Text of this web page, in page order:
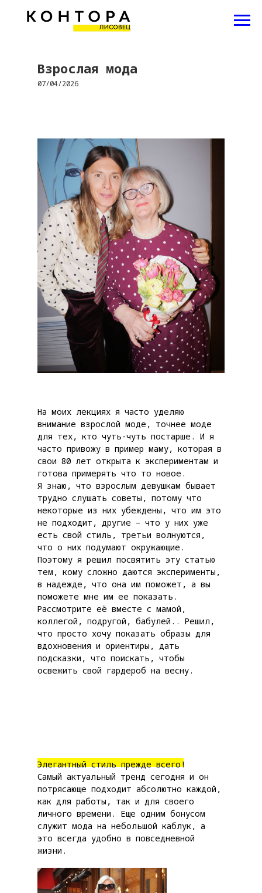
Взрослая мода
07/04/2026
На моих лекциях я часто уделяю
внимание взрослой моде, точнее моде
для тех, кто чуть-чуть постарше. И я
часто привожу в пример маму, которая в
свои 80 лет открыта к экспериментам и
готова примерять что то новое.
Я знаю, что взрослым девушкам бывает
трудно слушать советы, потому что
некоторые из них убеждены, что им это
не подходит, другие – что у них уже
есть свой стиль, третьи волнуются,
что о них подумают окружающие.
Поэтому я решил посвятить эту статью
тем, кому сложно даются эксперименты,
в надежде, что она им поможет, а вы
поможете мне им ее показать.
Рассмотрите её вместе с мамой,
коллегой, подругой, бабулей.. Решил,
что просто хочу показать образы для
вдохновения и ориентиры, дать
подсказки, что поискать, чтобы
освежить свой гардероб на весну.
Элегантный стиль прежде всего!
Самый актуальный тренд сегодня и он
потрясающе подходит абсолютно каждой,
как для работы, так и для своего
личного времени. Еще одним бонусом
служит мода на небольшой каблук, а
это всегда удобно в повседневной
жизни.